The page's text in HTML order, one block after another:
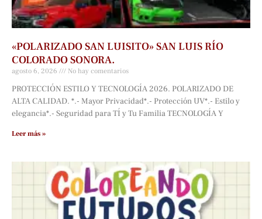
«POLARIZADO SAN LUISITO» SAN LUIS RÍO
COLORADO SONORA.
agosto 6, 2026 No hay comentarios
PROTECCIÓN ESTILO Y TECNOLOGÍA 2026. POLARIZADO DE
ALTA CALIDAD. *.- Mayor Privacidad*.- Protección UV*.- Estilo y
elegancia*.- Seguridad para TÍ y Tu Familia TECNOLOGÍA Y
Leer más »